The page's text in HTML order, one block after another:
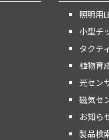
照明用
小型チ
タクテ
植物育
光セン
磁気セ
お知ら
製品検